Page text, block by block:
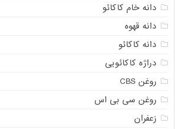
دانه خام کاکائو
دانه قهوه
دانه کاکائو
دراژه کاکائویی
روغن CBS
روغن سی بی اس
زعفران